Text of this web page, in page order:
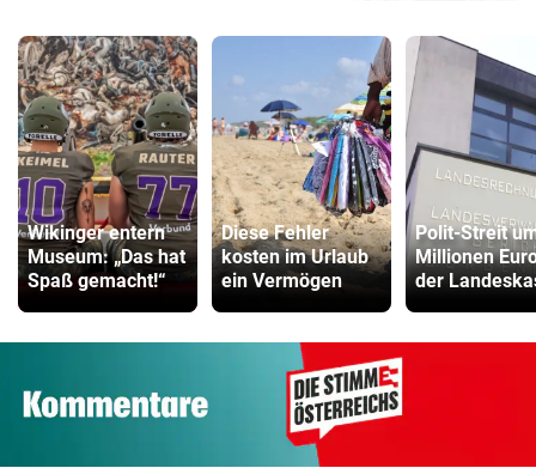
Wikinger entern
Museum: „Das hat
Spaß gemacht!“
Diese Fehler
kosten im Urlaub
ein Vermögen
Polit-Streit
Millionen
der